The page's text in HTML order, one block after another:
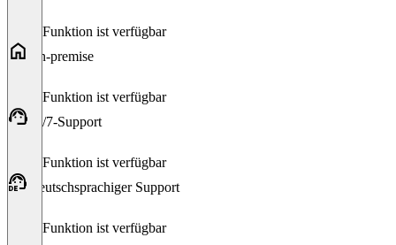
Diese Funktion ist verfügbar
On-premise
Diese Funktion ist verfügbar
24/7-Support
Diese Funktion ist verfügbar
Deutschsprachiger Support
Diese Funktion ist verfügbar